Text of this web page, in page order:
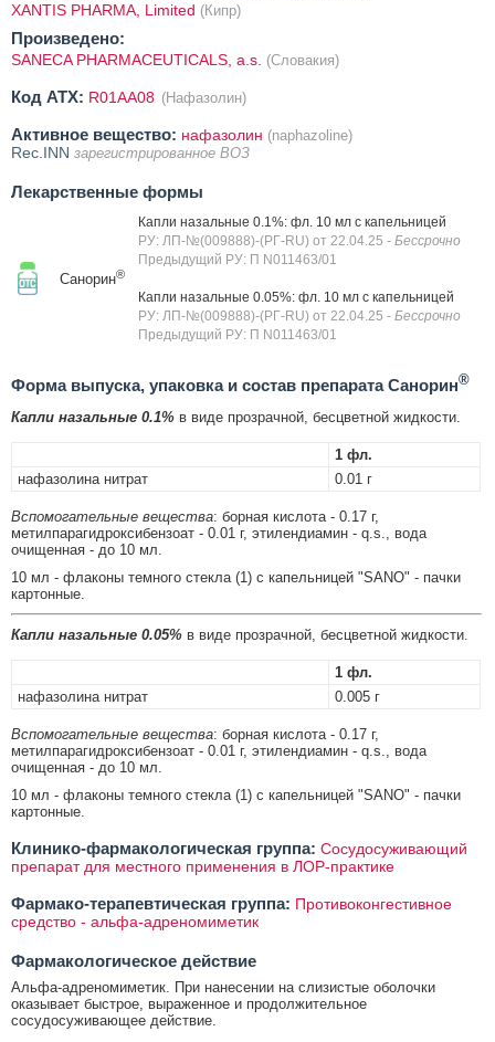
XANTIS PHARMA, Limited (Кипр)
Произведено:
SANECA PHARMACEUTICALS, a.s. (Словакия)
Код ATX: R01AA08 (Нафазолин)
Активное вещество: нафазолин (naphazoline)
Rec.INN зарегистрированное ВОЗ
Лекарственные формы
Санорин®
Капли назальные 0.1%: фл. 10 мл с капельницей
РУ: ЛП-№(009888)-(РГ-RU) от 22.04.25 - Бессрочно
Предыдущий РУ: П N011463/01
Капли назальные 0.05%: фл. 10 мл с капельницей
РУ: ЛП-№(009888)-(РГ-RU) от 22.04.25 - Бессрочно
Предыдущий РУ: П N011463/01
Форма выпуска, упаковка и состав препарата Санорин®
Капли назальные 0.1% в виде прозрачной, бесцветной жидкости.
1 фл.
нафазолина нитрат
0.01 г
Вспомогательные вещества: борная кислота - 0.17 г,
метилпарагидроксибензоат - 0.01 г, этилендиамин - q.s., вода
очищенная - до 10 мл.
10 мл - флаконы темного стекла (1) с капельницей "SANO" - пачки
картонные.
Капли назальные 0.05% в виде прозрачной, бесцветной жидкости.
1 фл.
нафазолина нитрат
0.005 г
Вспомогательные вещества: борная кислота - 0.17 г,
метилпарагидроксибензоат - 0.01 г, этилендиамин - q.s., вода
очищенная - до 10 мл.
10 мл - флаконы темного стекла (1) с капельницей "SANO" - пачки
картонные.
Клинико-фармакологическая группа: Сосудосуживающий
препарат для местного применения в ЛОР-практике
Фармако-терапевтическая группа: Противоконгестивное
средство - альфа-адреномиметик
Фармакологическое действие
Альфа-адреномиметик. При нанесении на слизистые оболочки
оказывает быстрое, выраженное и продолжительное
сосудосуживающее действие.